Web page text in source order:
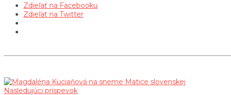
Zdieľať na Facebooku
Zdieľať na Twitter
Nasledujúci príspevok